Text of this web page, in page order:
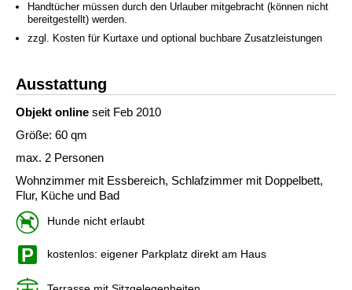
Handtücher müssen durch den Urlauber mitgebracht (können nicht
bereitgestellt) werden.
zzgl. Kosten für Kurtaxe und optional buchbare Zusatzleistungen
Ausstattung
Objekt online seit Feb 2010
Größe: 60 qm
max. 2 Personen
Wohnzimmer mit Essbereich, Schlafzimmer mit Doppelbett,
Flur, Küche und Bad
Hunde nicht erlaubt
kostenlos: eigener Parkplatz direkt am Haus